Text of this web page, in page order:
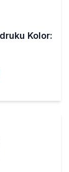
Kolor: